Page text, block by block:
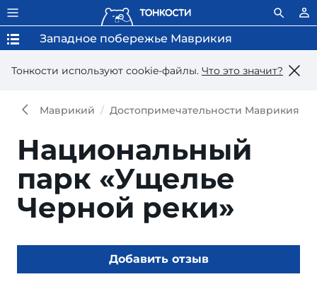
Тонкости используют сookie-файлы. Что это значит?
Западное побережье Маврикия
Маврикий Достопримечательности Маврикия
Национальный
парк «Ущелье
Черной реки»
Добавить отзыв